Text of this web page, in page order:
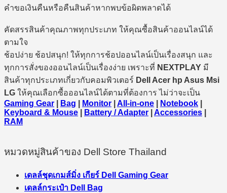
คำขอเงินคืนหรือคืนสินค้าหากพบข้อผิดพลาดได้
คัดสรรสินค้าคุณภาพทุกประเภท ให้คุณซื้อสินค้าออนไลน์ได้
ตามใจ
ช้อปง่าย ช้อปสนุก! ให้ทุกการช้อปออนไลน์เป็นเรื่องสนุก และ
ทุกการสั่งของออนไลน์เป็นเรื่องง่าย เพราะที่ NEXTPLAY มี
สินค้าทุกประเภทเกี่ยวกับคอมพิวเตอร์ Dell Acer hp Asus Msi
LG ให้คุณเลือกซื้อออนไลน์ได้ตามที่ต้องการ ไม่ว่าจะเป็น
Gaming Gear
Bag Monitor All-in-one Notebook
Keyboard & Mouse
Battery / Adapter Accessories
RAM
หมวดหมู่สินค้าของ Dell Store Thailand
เดลล์ชุดเกมส์มิ่ง เกียร์ Dell Gaming Gear
เดลล์กระเป๋า Dell Bag